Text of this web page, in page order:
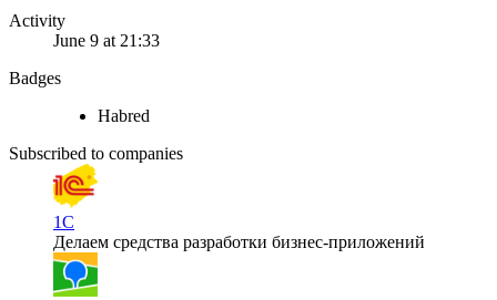
Activity
June 9 at 21:33
Badges
Habred
Subscribed to companies
1С
Делаем средства разработки бизнес-приложений